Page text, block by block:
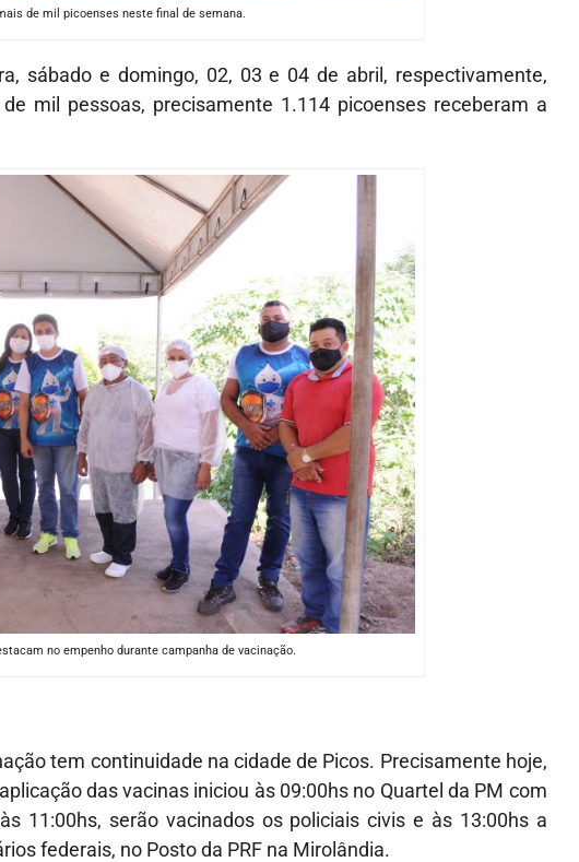
de mil picoenses neste final de semana.
sábado e domingo, 02, 03 e 04 de abril, respectivamente,
mil pessoas, precisamente 1.114 picoenses receberam a
no empenho durante campanha de vacinação.
tem continuidade na cidade de Picos. Precisamente hoje,
das vacinas iniciou às 09:00hs no Quartel da PM com
11:00hs, serão vacinados os policiais civis e às 13:00hs a
federais, no Posto da PRF na Mirolândia.